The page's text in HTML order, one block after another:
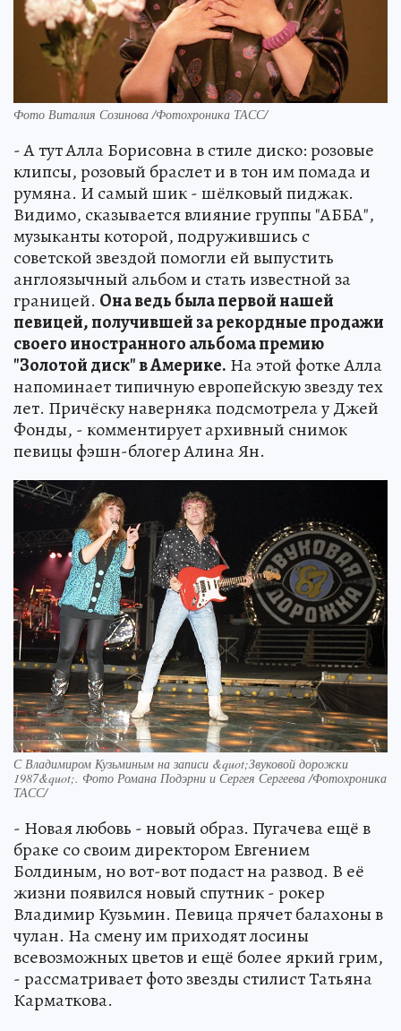
Фото Виталия Созинова /Фотохроника ТАСС/
- А тут Алла Борисовна в стиле диско: розовые
клипсы, розовый браслет и в тон им помада и
румяна. И самый шик - шёлковый пиджак.
Видимо, сказывается влияние группы "АББА",
музыканты которой, подружившись с
советской звездой помогли ей выпустить
англоязычный альбом и стать известной за
границей. Она ведь была первой нашей
певицей, получившей за рекордные продажи
своего иностранного альбома премию
"Золотой диск" в Америке. На этой фотке Алла
напоминает типичную европейскую звезду тех
лет. Причёску наверняка подсмотрела у Джей
Фонды, - комментирует архивный снимок
певицы фэшн-блогер Алина Ян.
С Владимиром Кузьминым на записи &quot;Звуковой дорожки
1987&quot;. Фото Романа Подэрни и Сергея Сергеева /Фотохроника
ТАСС/
- Новая любовь - новый образ. Пугачева ещё в
браке со своим директором Евгением
Болдиным, но вот-вот подаст на развод. В её
жизни появился новый спутник - рокер
Владимир Кузьмин. Певица прячет балахоны в
чулан. На смену им приходят лосины
всевозможных цветов и ещё более яркий грим,
- рассматривает фото звезды стилист Татьяна
Карматкова.